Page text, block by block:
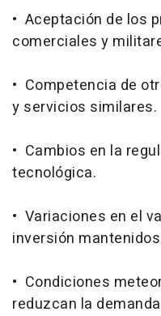
• Aceptación de los
comerciales y
• Competencia de
y servicios similares.
• Cambios en la
tecnológica.
• Variaciones en el
inversión
• Condiciones
reduzcan la